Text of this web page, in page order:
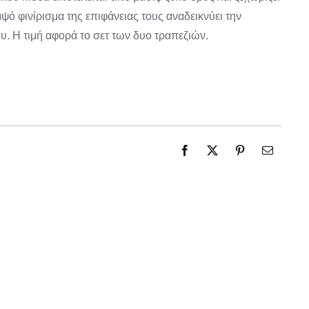
φινίρισμα της επιφάνειας τους αναδεικνύει την
Η τιμή αφορά το σετ των δυο τραπεζιών.